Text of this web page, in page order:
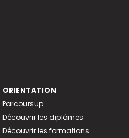
ORIENTATION
Parcoursup
Découvrir les diplômes
Découvrir les formations